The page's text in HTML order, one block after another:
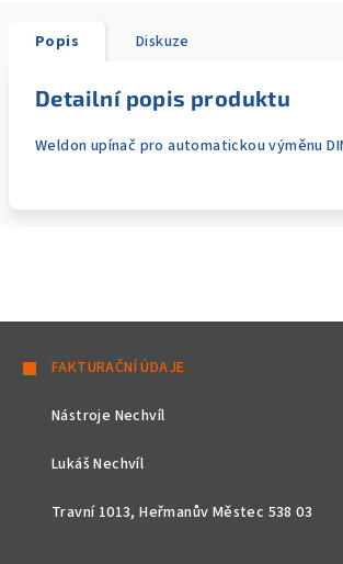
Popis Diskuze
Detailní popis produktu
Weldon upínač pro automatickou výměnu
FAKTURAČNÍ ÚDAJE
Nástroje Nechvíl
Lukáš Nechvíl
Travní 1013, Heřmanův Městec 538 03